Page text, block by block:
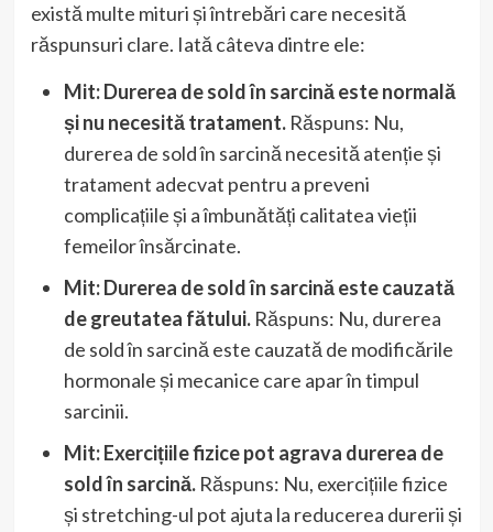
există multe mituri și întrebări care necesită
răspunsuri clare. Iată câteva dintre ele:
Mit: Durerea de sold în sarcină este normală
și nu necesită tratament.Răspuns: Nu,
durerea de sold în sarcină necesită atenție și
tratament adecvat pentru a preveni
complicațiile și a îmbunătăți calitatea vieții
femeilor însărcinate.
Mit: Durerea de sold în sarcină este cauzată
de greutatea fătului.Răspuns: Nu, durerea
de sold în sarcină este cauzată de modificările
hormonale și mecanice care apar în timpul
sarcinii.
Mit: Exercițiile fizice pot agrava durerea de
sold în sarcină.Răspuns: Nu, exercițiile fizice
și stretching-ul pot ajuta la reducerea durerii și